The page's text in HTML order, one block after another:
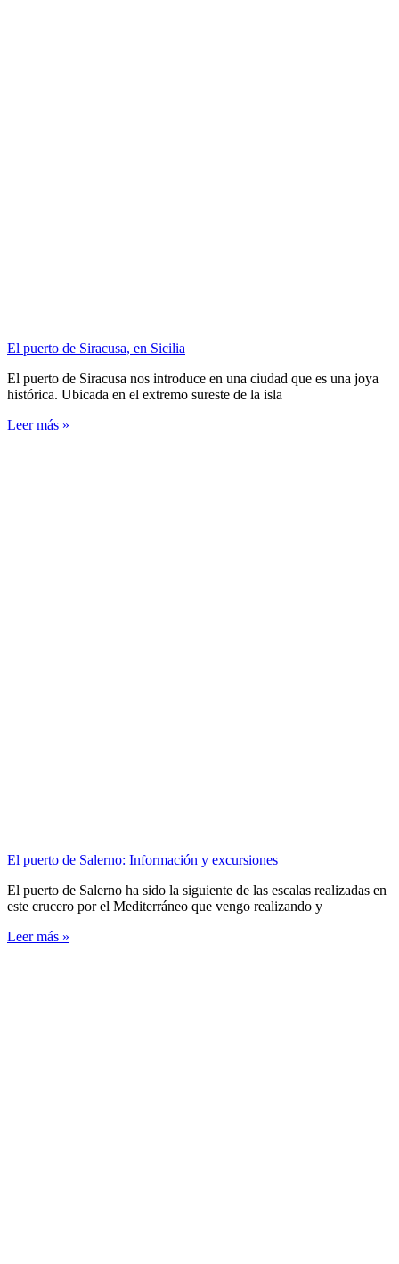
El puerto de Siracusa, en Sicilia
El puerto de Siracusa nos introduce en una ciudad que es una joya
histórica. Ubicada en el extremo sureste de la isla
Leer más »
El puerto de Salerno: Información y excursiones
El puerto de Salerno ha sido la siguiente de las escalas realizadas en
este crucero por el Mediterráneo que vengo realizando y
Leer más »